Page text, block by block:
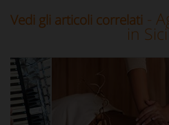
Vedi gli articoli correlati -
in